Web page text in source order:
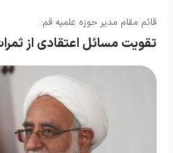
قائم مقام مدیر حوزه‌ علمیه قم:
تقویت مسائل اعتقادی از